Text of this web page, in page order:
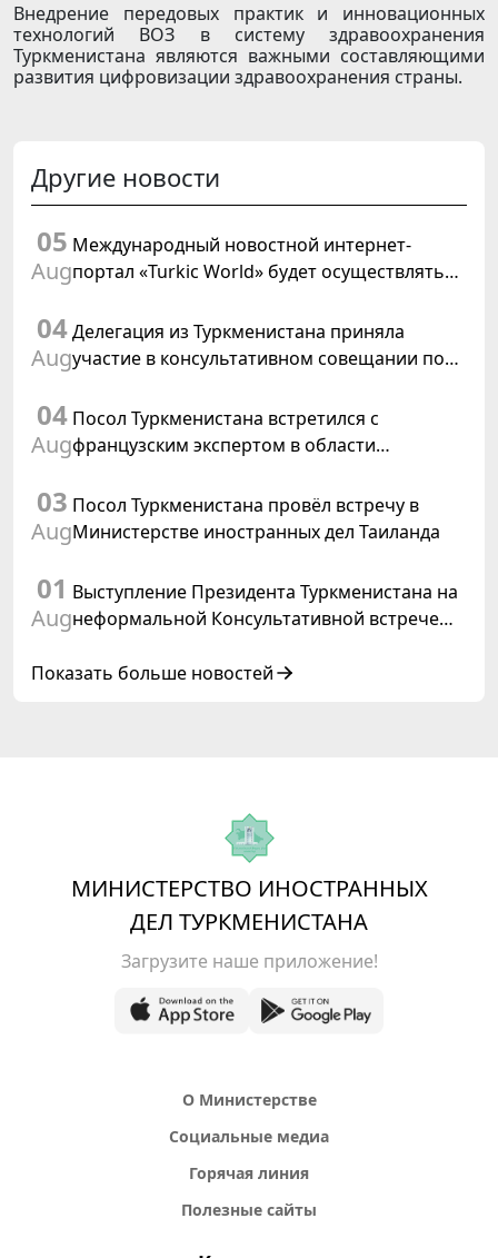
Внедрение передовых практик и инновационных
технологий ВОЗ в систему здравоохранения
Туркменистана являются важными составляющими
развития цифровизации здравоохранения страны.
Другие новости
05
Aug
Международный новостной интернет-
портал «Turkic World» будет осуществлять
заседания Халк Маслахаты Туркменистана
04
Aug
Делегация из Туркменистана приняла
участие в консультативном совещании по
04
Aug
Посол Туркменистана встретился с
французским экспертом в области
03
Aug
Посол Туркменистана провёл встречу в
Министерстве иностранных дел Таиланда
01
Aug
Выступление Президента Туркменистана на
неформальной Консультативной встрече
Азербайджанской Республики
Показать больше новостей
МИНИСТЕРСТВО ИНОСТРАННЫХ
ДЕЛ ТУРКМЕНИСТАНА
Загрузите наше приложение!
О Министерстве
Социальные медиа
Горячая линия
Полезные сайты